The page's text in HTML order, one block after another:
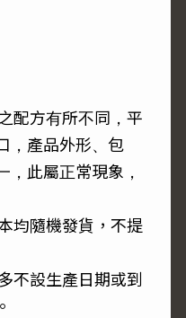
配方有所不同，平
，產品外形、包
，此屬正常現象，
均隨機發貨，不提
不設生產日期或到